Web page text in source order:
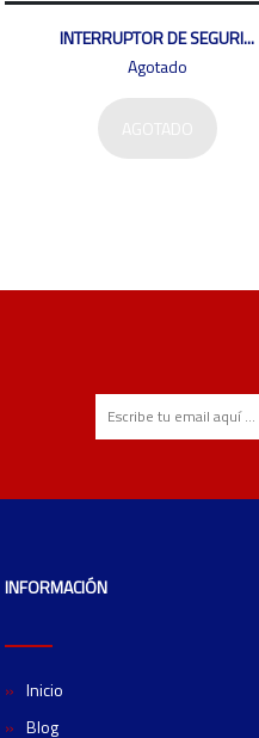
INTERRUPTOR DE SEGURI...
Agotado
INFORMACIÓN
Inicio
Blog